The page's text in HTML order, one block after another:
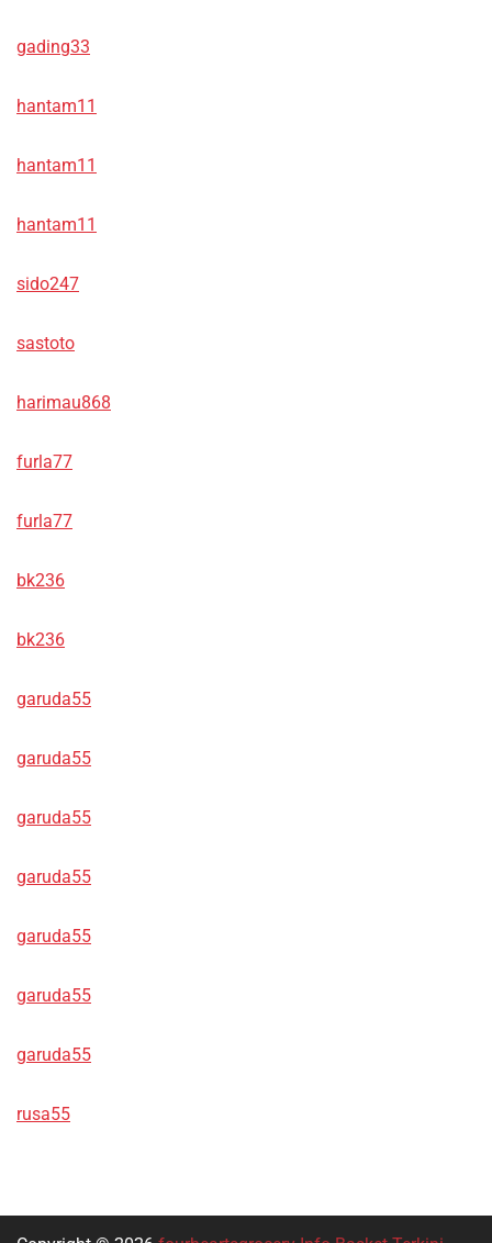
gading33
hantam11
hantam11
hantam11
sido247
sastoto
harimau868
furla77
furla77
bk236
bk236
garuda55
garuda55
garuda55
garuda55
garuda55
garuda55
garuda55
rusa55